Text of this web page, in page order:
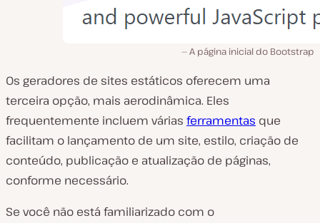
A página inicial do Bootstrap
Os geradores de sites estáticos oferecem uma
terceira opção, mais aerodinâmica. Eles
frequentemente incluem várias ferramentas que
facilitam o lançamento de um site, estilo, criação de
conteúdo, publicação e atualização de páginas,
conforme necessário.
Se você não está familiarizado com o